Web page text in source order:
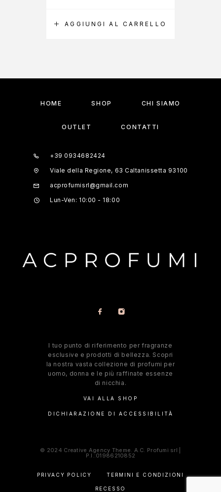
AGGIUNGI AL CARRELLO
HOME SHOP CHI SIAMO
OUTLET CONTATTI
+39 0934682424
Viale della Regione, 63 Caltanissetta 93100
acprofumisrl@gmail.com
Lun-Ven: 10:00 - 18:00
l tuo punto di riferimento per fragranze
esclusive e prodotti di bellezza. Scopri
la nostra vasta collezione di profumi per
uomo, donna e le più raffinate essenze
di nicchia.
VAI ALLA SHOP
DICHIARAZIONE DI ACCESSIBILITÀ
© 2024 Creative Agency Theme. A.C. Profumi srl |
P.I.:01986210852
PRIVACY POLICY TERMINI E CONDIZIONI
RECESSO